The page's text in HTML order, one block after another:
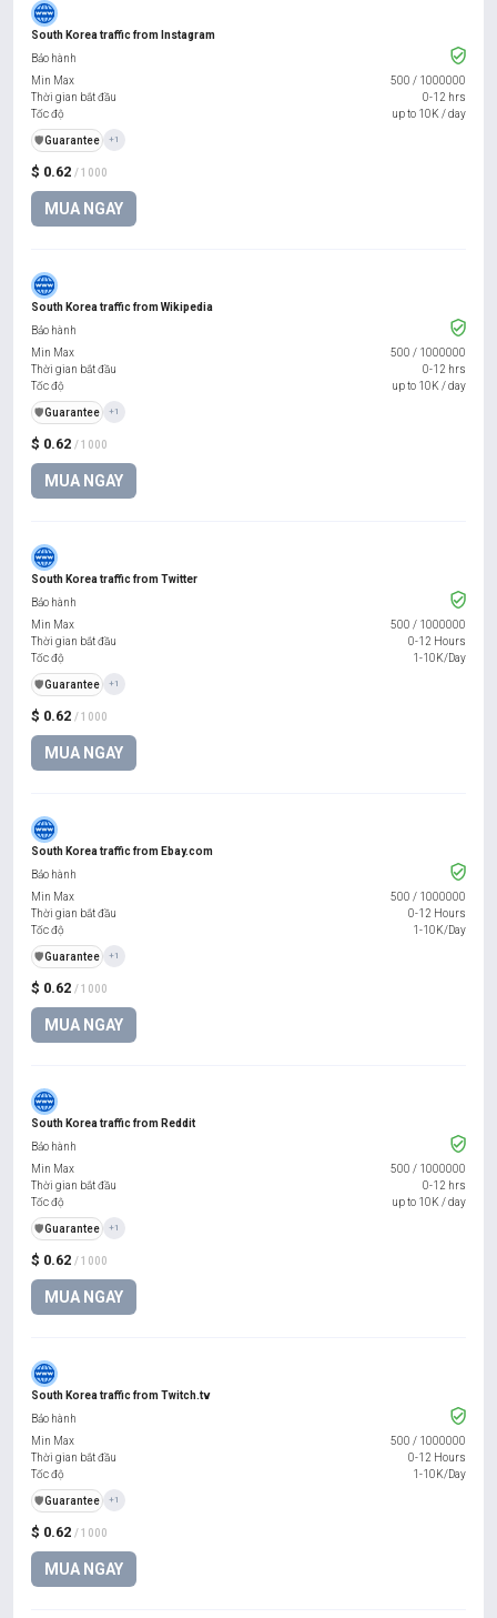
South Korea traffic from Instagram
$ 0.62 / 1000
MUA NGAY
Bảo hành
Min Max
500 / 1000000
Thời gian bắt đầu
0-12 hrs
Tốc độ
up to 10K / day
️🛡️Guarantee +1
South Korea traffic from Wikipedia
$ 0.62 / 1000
MUA NGAY
Bảo hành
Min Max
500 / 1000000
Thời gian bắt đầu
0-12 hrs
Tốc độ
up to 10K / day
️🛡️Guarantee +1
South Korea traffic from Twitter
$ 0.62 / 1000
MUA NGAY
Bảo hành
Min Max
500 / 1000000
Thời gian bắt đầu
0-12 Hours
Tốc độ
1-10K/Day
️🛡️Guarantee +1
South Korea traffic from Ebay.com
$ 0.62 / 1000
MUA NGAY
Bảo hành
Min Max
500 / 1000000
Thời gian bắt đầu
0-12 Hours
Tốc độ
1-10K/Day
️🛡️Guarantee +1
South Korea traffic from Reddit
$ 0.62 / 1000
MUA NGAY
Bảo hành
Min Max
500 / 1000000
Thời gian bắt đầu
0-12 hrs
Tốc độ
up to 10K / day
️🛡️Guarantee +1
South Korea traffic from Twitch.tv
$ 0.62 / 1000
MUA NGAY
Bảo hành
Min Max
500 / 1000000
Thời gian bắt đầu
0-12 Hours
Tốc độ
1-10K/Day
️🛡️Guarantee +1